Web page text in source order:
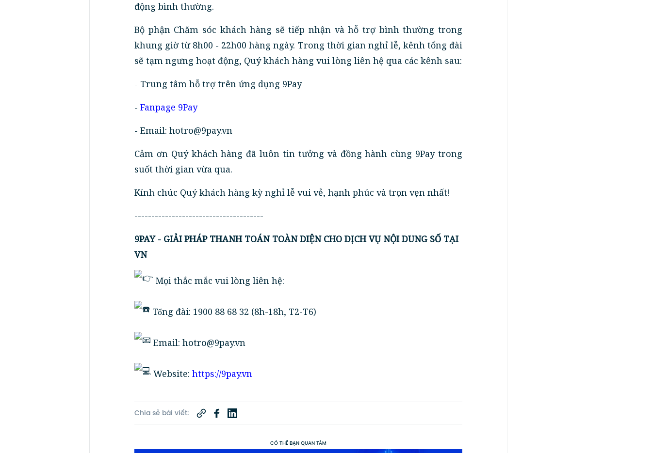
động bình thường.
Bộ phận Chăm sóc khách hàng sẽ tiếp nhận và hỗ trợ bình thường trong
khung giờ từ 8h00 - 22h00 hàng ngày. Trong thời gian nghỉ lễ, kênh tổng đài
sẽ tạm ngưng hoạt động, Quý khách hàng vui lòng liên hệ qua các kênh sau:
- Trung tâm hỗ trợ trên ứng dụng 9Pay
- Fanpage 9Pay
- Email: hotro@9pay.vn
Cảm ơn Quý khách hàng đã luôn tin tưởng và đồng hành cùng 9Pay trong
suốt thời gian vừa qua.
Kính chúc Quý khách hàng kỳ nghỉ lễ vui vẻ, hạnh phúc và trọn vẹn nhất!
--------------------------------------
9PAY - GIẢI PHÁP THANH TOÁN TOÀN DIỆN CHO DỊCH VỤ NỘI DUNG SỐ TẠI
VN
Mọi thắc mắc vui lòng liên hệ:
Tổng đài: 1900 88 68 32 (8h-18h, T2-T6)
Email: hotro@9pay.vn
Website: https://9pay.vn
Chia sẻ bài viết:
CÓ THỂ BẠN QUAN TÂM